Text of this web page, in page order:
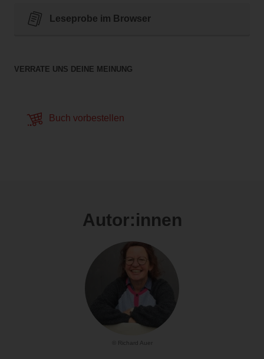
Leseprobe im Browser
VERRATE UNS DEINE MEINUNG
Buch vorbestellen
Autor:innen
© Richard Auer